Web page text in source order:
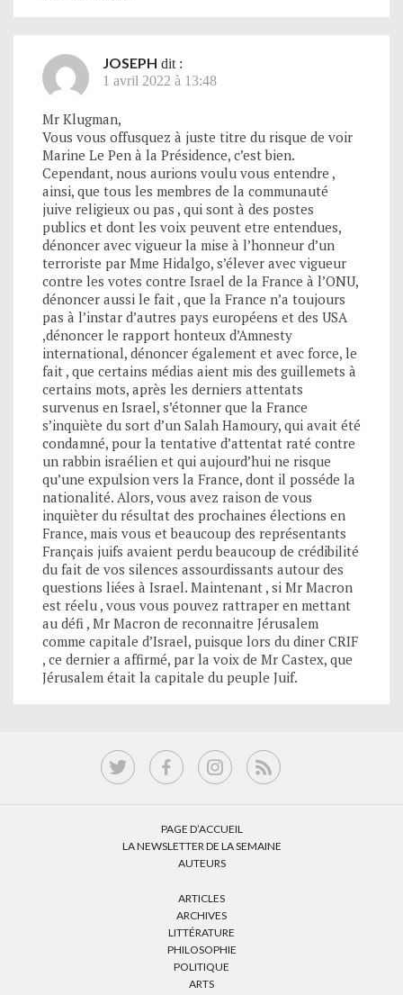
JOSEPH dit :
1 avril 2022 à 13:48
Mr Klugman,
Vous vous offusquez à juste titre du risque de voir
Marine Le Pen à la Présidence, c’est bien.
Cependant, nous aurions voulu vous entendre ,
ainsi, que tous les membres de la communauté
juive religieux ou pas , qui sont à des postes
publics et dont les voix peuvent etre entendues,
dénoncer avec vigueur la mise à l’honneur d’un
terroriste par Mme Hidalgo, s’élever avec vigueur
contre les votes contre Israel de la France à l’ONU,
dénoncer aussi le fait , que la France n’a toujours
pas à l’instar d’autres pays européens et des USA
,dénoncer le rapport honteux d’Amnesty
international, dénoncer également et avec force, le
fait , que certains médias aient mis des guillemets à
certains mots, après les derniers attentats
survenus en Israel, s’étonner que la France
s’inquiète du sort d’un Salah Hamoury, qui avait été
condamné, pour la tentative d’attentat raté contre
un rabbin israélien et qui aujourd’hui ne risque
qu’une expulsion vers la France, dont il posséde la
nationalité. Alors, vous avez raison de vous
inquièter du résultat des prochaines élections en
France, mais vous et beaucoup des représentants
Français juifs avaient perdu beaucoup de crédibilité
du fait de vos silences assourdissants autour des
questions liées à Israel. Maintenant , si Mr Macron
est réelu , vous vous pouvez rattraper en mettant
au défi , Mr Macron de reconnaitre Jérusalem
comme capitale d’Israel, puisque lors du diner CRIF
, ce dernier a affirmé, par la voix de Mr Castex, que
Jérusalem était la capitale du peuple Juif.
PAGE D’ACCUEIL
LA NEWSLETTER DE LA SEMAINE
AUTEURS
ARTICLES
ARCHIVES
LITTÉRATURE
PHILOSOPHIE
POLITIQUE
ARTS